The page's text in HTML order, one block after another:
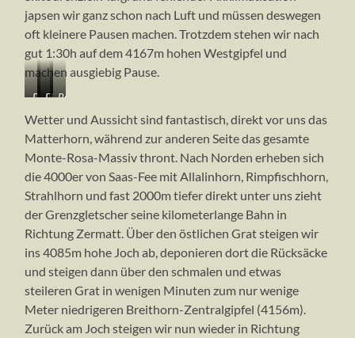
japsen wir ganz schon nach Luft und müssen deswegen
oft kleinere Pausen machen. Trotzdem stehen wir nach
gut 1:30h auf dem 4167m hohen Westgipfel und
machen ausgiebig Pause.
Das
vom
Breithornpass
Im
zum
Breithorn
Einige
kurz
vor
dem
Gipfel,
das
Matterhorn
(4478m)
Breithorn-
(4164m)
Wetter und Aussicht sind fantastisch, direkt vor uns das
Matterhorn, während zur anderen Seite das gesamte
Monte-Rosa-Massiv thront. Nach Norden erheben sich
die 4000er von Saas-Fee mit Allalinhorn, Rimpfischhorn,
Strahlhorn und fast 2000m tiefer direkt unter uns zieht
der Grenzgletscher seine kilometerlange Bahn in
Richtung Zermatt. Über den östlichen Grat steigen wir
ins 4085m hohe Joch ab, deponieren dort die Rücksäcke
und steigen dann über den schmalen und etwas
steileren Grat in wenigen Minuten zum nur wenige
Meter niedrigeren Breithorn-Zentralgipfel (4156m).
Zurück am Joch steigen wir nun wieder in Richtung